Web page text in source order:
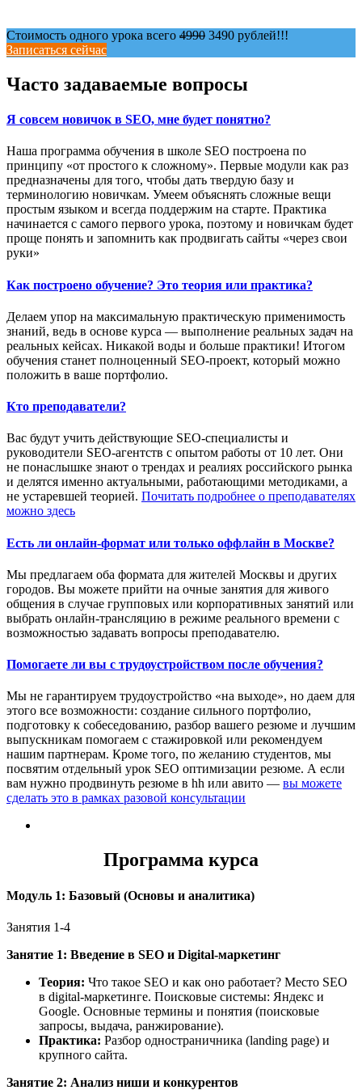
Стоимость одного урока всего 4990 3490 рублей!!!
Записаться сейчас
Часто задаваемые вопросы
Я совсем новичок в SEO, мне будет понятно?
Наша программа обучения в школе SEO построена по
принципу «от простого к сложному». Первые модули как раз
предназначены для того, чтобы дать твердую базу и
терминологию новичкам. Умеем объяснять сложные вещи
простым языком и всегда поддержим на старте. Практика
начинается с самого первого урока, поэтому и новичкам будет
проще понять и запомнить как продвигать сайты «через свои
руки»
Как построено обучение? Это теория или практика?
Делаем упор на максимальную практическую применимость
знаний, ведь в основе курса — выполнение реальных задач на
реальных кейсах. Никакой воды и больше практики! Итогом
обучения станет полноценный SEO-проект, который можно
положить в ваше портфолио.
Кто преподаватели?
Вас будут учить действующие SEO-специалисты и
руководители SEO-агентств с опытом работы от 10 лет. Они
не понаслышке знают о трендах и реалиях российского рынка
и делятся именно актуальными, работающими методиками, а
не устаревшей теорией. Почитать подробнее о преподавателях
можно здесь
Есть ли онлайн-формат или только оффлайн в Москве?
Мы предлагаем оба формата для жителей Москвы и других
городов. Вы можете прийти на очные занятия для живого
общения в случае групповых или корпоративных занятий или
выбрать онлайн-трансляцию в режиме реального времени с
возможностью задавать вопросы преподавателю.
Помогаете ли вы с трудоустройством после обучения?
Мы не гарантируем трудоустройство «на выходе», но даем для
этого все возможности: создание сильного портфолио,
подготовку к собеседованию, разбор вашего резюме и лучшим
выпускникам помогаем с стажировкой или рекомендуем
нашим партнерам. Кроме того, по желанию студентов, мы
посвятим отдельный урок SEO оптимизации резюме. А если
вам нужно продвинуть резюме в hh или авито — вы можете
сделать это в рамках разовой консультации
Программа курса
Модуль 1: Базовый (Основы и аналитика)
Занятия 1-4
Занятие 1: Введение в SEO и Digital-маркетинг
Теория: Что такое SEO и как оно работает? Место SEO
в digital-маркетинге. Поисковые системы: Яндекс и
Google. Основные термины и понятия (поисковые
запросы, выдача, ранжирование).
Практика: Разбор одностраничника (landing page) и
крупного сайта.
Занятие 2: Анализ ниши и конкурентов